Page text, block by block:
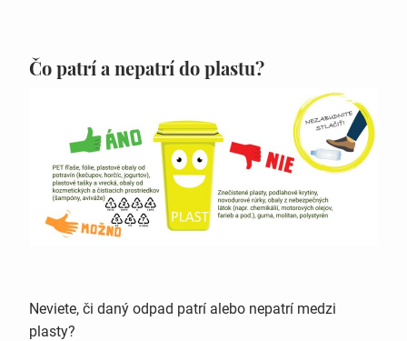
Čo patrí a nepatrí do plastu?
Neviete, či daný odpad patrí alebo nepatrí medzi
plasty?